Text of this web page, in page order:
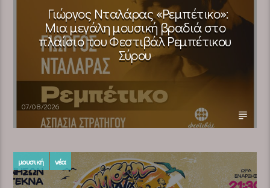
Γιώργος Νταλάρας «Ρεμπέτικο»:
Μια μεγάλη μουσική βραδιά στο
πλαίσιο του Φεστιβάλ Ρεμπέτικου
Σύρου
07/08/2026
μουσική νέα